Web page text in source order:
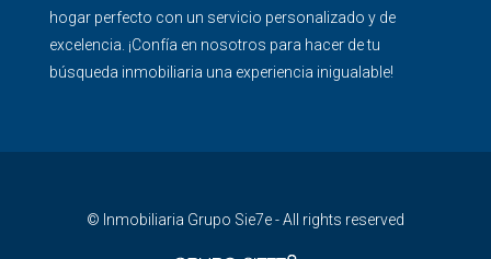
hogar perfecto con un servicio personalizado y de
excelencia. ¡Confía en nosotros para hacer de tu
búsqueda inmobiliaria una experiencia inigualable!
© Inmobiliaria Grupo Sie7e - All rights reserved